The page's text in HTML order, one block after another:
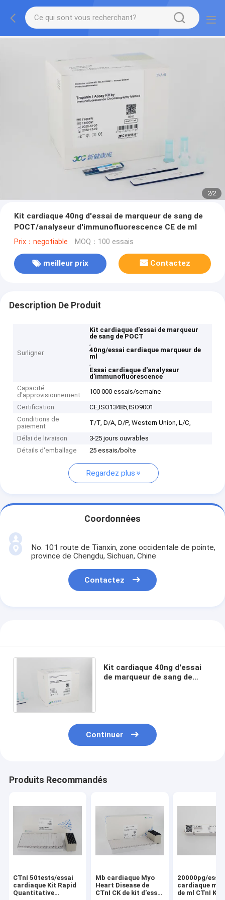
2/2
Kit cardiaque 40ng d'essai de marqueur de sang de
POCT/analyseur d'immunofluorescence CE de ml
Prix：negotiable MOQ：100 essais
meilleur prix Contactez
Description De Produit
Surligner
Kit cardiaque d'essai de marqueur
de sang de POCT
,
40ng/essai cardiaque marqueur de
ml
,
Essai cardiaque d'analyseur
d'immunofluorescence
Capacité
d'approvisionnement
100 000 essais/semaine
Certification
CE,ISO13485,ISO9001
Conditions de
paiement
T/T, D/A, D/P, Western Union, L/C,
Délai de livraison
3-25 jours ouvrables
Détails d'emballage
25 essais/boîte
Regardez plus
Coordonnées
No. 101 route de Tianxin, zone occidentale de pointe,
province de Chengdu, Sichuan, Chine
Contactez
Kit cardiaque 40ng d'essai
de marqueur de sang de
Continuer
Produits Recommandés
CTnI 50tests/essai
cardiaque Kit Rapid
Quantitative
Mb cardiaque Myo
Heart Disease de
CTnI CK de kit d'essai
20000pg/essai
cardiaque
de ml CTnI Kit